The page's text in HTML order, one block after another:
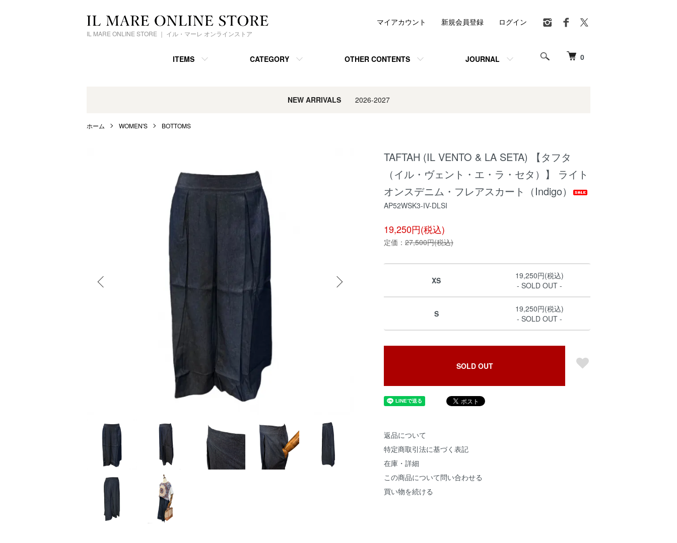
IL MARE ONLINE STORE ｜ イル・マーレ オンラインストア
0
ITEMS CATEGORY OTHER CONTENTS JOURNAL
マイアカウント 新規会員登録 ログイン
NEW ARRIVALS2026-2027
ホーム WOMEN'S BOTTOMS
TAFTAH (IL VENTO & LA SETA) 【タフタ
（イル・ヴェント・エ・ラ・セタ）】 ライト
オンスデニム・フレアスカート（Indigo）
AP52WSK3-IV-DLSI
19,250円(税込)
定価： 27,500円(税込)
XS
19,250円(税込)
- SOLD OUT -
S
19,250円(税込)
- SOLD OUT -
SOLD OUT
返品について
特定商取引法に基づく表記
在庫・詳細
この商品について問い合わせる
買い物を続ける